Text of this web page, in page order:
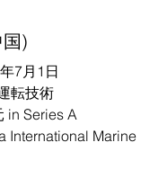
)
7月1日
転技術
in Series A
International Marine